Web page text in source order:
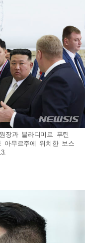
장과 블라디미르 푸틴
아무르주에 위치한 보스